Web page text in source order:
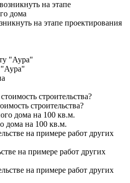
на этапе проектирования
"Аура"
строительства?
дома на 100 кв.м.
на примере работ других